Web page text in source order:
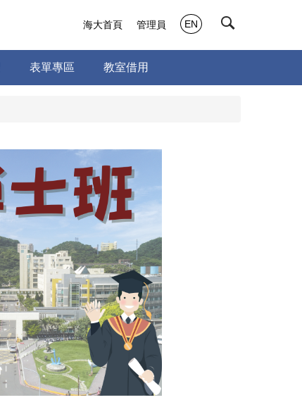
表單專區 教室借用
海大首頁 管理員 EN